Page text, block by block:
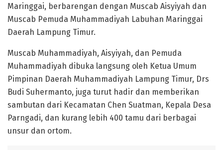
Maringgai, berbarengan dengan Muscab Aisyiyah dan
Muscab Pemuda Muhammadiyah Labuhan Maringgai
Daerah Lampung Timur.
Muscab Muhammadiyah, Aisyiyah, dan Pemuda
Muhammadiyah dibuka langsung oleh Ketua Umum
Pimpinan Daerah Muhammadiyah Lampung Timur, Drs
Budi Suhermanto, juga turut hadir dan memberikan
sambutan dari Kecamatan Chen Suatman, Kepala Desa
Parngadi, dan kurang lebih 400 tamu dari berbagai
unsur dan ortom.